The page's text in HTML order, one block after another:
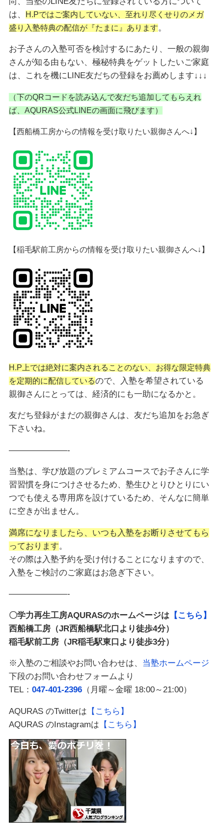
は、
H.Pではご案内していない、至れり尽くせりのメガ
盛り入塾特典の配信が『たまに』あります。
お子さんの入塾可否を検討するにあたり、一般の親御
さんが知る由もない、極秘特典をゲットしたいご家庭
は、これを機にLINE友だちの登録をお薦めします↓↓↓
（下のQRコードを読み込んで友だち追加してもらえれ
ば、AQURAS公式LINEの画面に飛びます）
【西船橋工房からの情報を受け取りたい親御さんへ↓】
【稲毛駅前工房からの情報を受け取りたい親御さんへ↓】
H.P上では絶対に案内されることのない、お得な限定特典
を定期的に配信しているので、入塾を希望されている
親御さんにとっては、経済的にも一助になるかと。
友だち登録がまだの親御さんは、友だち追加をお急ぎ
下さいね。
———————-
当塾は、学び放題のプレミアムコースでお子さんに学
習習慣を身につけさせるため、塾生ひとりひとりにい
つでも使える専用席を設けているため、そんなに簡単
に空きが出ません。
満席になりましたら、いつも入塾をお断りさせてもら
っております。
その際は入塾予約を受け付けることになりますので、
入塾をご検討のご家庭はお急ぎ下さい。
———————-
〇学力再生工房AQURASのホームページは【こちら】
西船橋工房（JR西船橋駅北口より徒歩4分）
稲毛駅前工房（JR稲毛駅東口より徒歩3分）
※入塾のご相談やお問い合わせは、 当塾ホームページ
下段のお問い合わせフォームより
TEL： 047-401-2396（月曜～金曜 18:00～21:00）
AQURAS のTwitterは 【こちら】
AQURAS のInstagramは 【こちら】